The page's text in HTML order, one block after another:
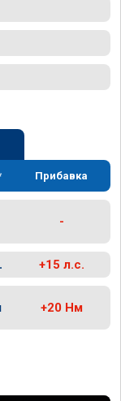
Прибавка
-
+15 л.с.
+20 Нм